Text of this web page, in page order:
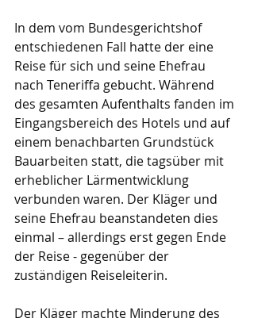
In dem vom Bundesgerichtshof
entschiedenen Fall hatte der eine
Reise für sich und seine Ehefrau
nach Teneriffa gebucht. Während
des gesamten Aufenthalts fanden im
Eingangsbereich des Hotels und auf
einem benachbarten Grundstück
Bauarbeiten statt, die tagsüber mit
erheblicher Lärmentwicklung
verbunden waren. Der Kläger und
seine Ehefrau beanstandeten dies
einmal – allerdings erst gegen Ende
der Reise - gegenüber der
zuständigen Reiseleiterin.
Der Kläger machte Minderung des